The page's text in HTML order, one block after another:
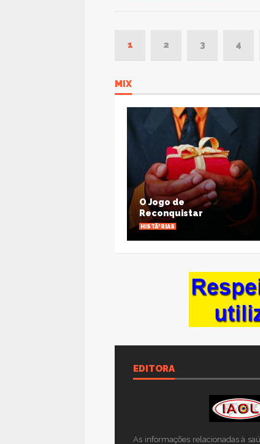
1 2 3 4
MIX
O Jogo de
Reconquistar
EDITORA
As informações relacionadas à